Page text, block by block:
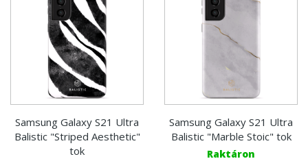
Samsung Galaxy S21 Ultra
Balistic "Striped Aesthetic"
tok
Samsung Galaxy S21 Ultra
Balistic "Marble Stoic" tok
Raktáron